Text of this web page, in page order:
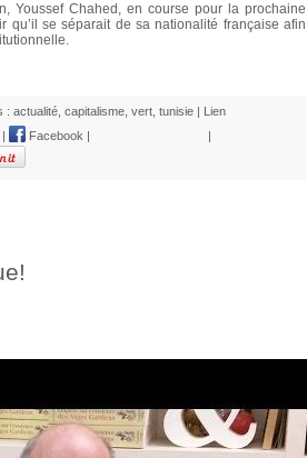
Youssef Chahed, en course pour la prochaine
qu’il se séparait de sa nationalité française afin
: actualité capitalisme vert tunisie
Lien
Facebook